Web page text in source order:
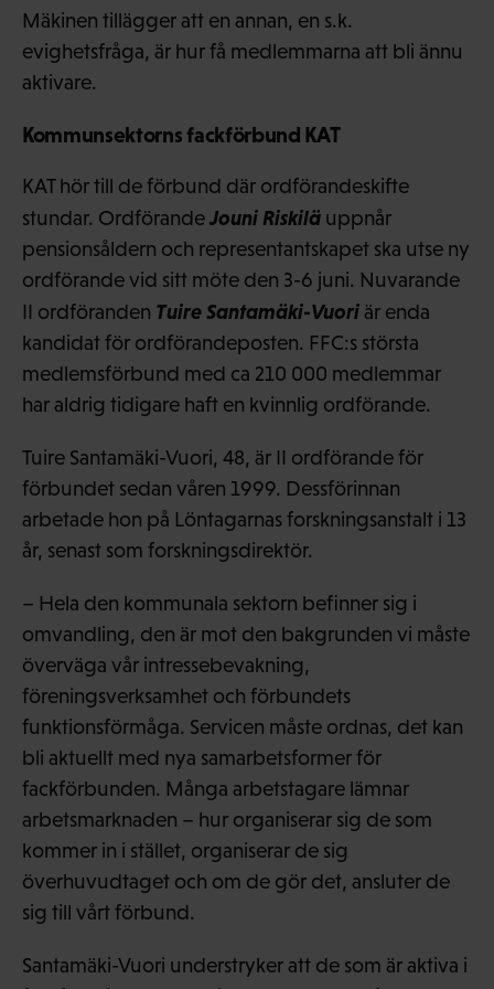
Mäkinen tillägger att en annan, en s.k.
evighetsfråga, är hur få medlemmarna att bli ännu
aktivare.
Kommunsektorns fackförbund KAT
KAT hör till de förbund där ordförandeskifte
stundar. OrdförandeJouni Riskilä uppnår
pensionsåldern och representantskapet ska utse ny
ordförande vid sitt möte den 3-6 juni. Nuvarande
II ordföranden Tuire Santamäki-Vuori är enda
kandidat för ordförandeposten. FFC:s största
medlemsförbund med ca 210 000 medlemmar
har aldrig tidigare haft en kvinnlig ordförande.
Tuire Santamäki-Vuori, 48, är II ordförande för
förbundet sedan våren 1999. Dessförinnan
arbetade hon på Löntagarnas forskningsanstalt i 13
år, senast som forskningsdirektör.
– Hela den kommunala sektorn befinner sig i
omvandling, den är mot den bakgrunden vi måste
överväga vår intressebevakning,
föreningsverksamhet och förbundets
funktionsförmåga. Servicen måste ordnas, det kan
bli aktuellt med nya samarbetsformer för
fackförbunden. Många arbetstagare lämnar
arbetsmarknaden – hur organiserar sig de som
kommer in i stället, organiserar de sig
överhuvudtaget och om de gör det, ansluter de
sig till vårt förbund.
Santamäki-Vuori understryker att de som är aktiva i